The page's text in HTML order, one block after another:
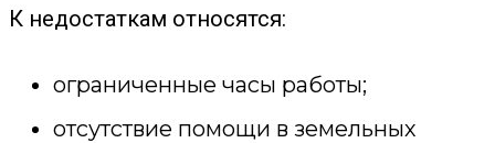
К недостаткам относятся:
ограниченные часы работы;
отсутствие помощи в земельных